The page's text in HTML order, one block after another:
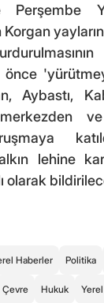
Perşembe
Aybastı,
lehine
olarak
Haberler Politika
Çevre Hukuk Yerel